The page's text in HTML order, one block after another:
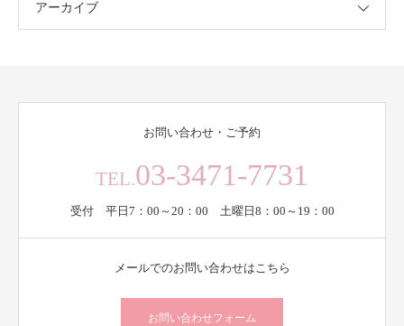
アーカイブ
お問い合わせ・ご予約
TEL.03-3471-7731
受付 平日7：00～20：00 土曜日8：00～19：00
メールでのお問い合わせはこちら
お問い合わせフォーム